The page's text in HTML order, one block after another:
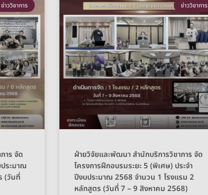
ข่าววิชาการ
าร จัด
ระมาณ
(วันที่
ข่าววิชาการ
ฝ่ายวิจัยและพัฒนา สำนักบริการวิชาการ จัด
โครงการฝึกอบรมระยะ 5 (พิเศษ) ประจำ
ปีงบประมาณ 2568 จำนวน 1 โรงแรม 2
หลักสูตร (วันที่ 7 – 9 สิงหาคม 2568)